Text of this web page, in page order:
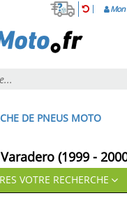
Mon
DE PNEUS MOTO
(1999 -
VOTRE RECHERCHE